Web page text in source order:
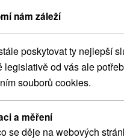
kraj Mošovce
vodopád
nám záleží
poskytovat ty nejlepší
legislativě od vás ale
souborů cookies.
a měření
se děje na webových